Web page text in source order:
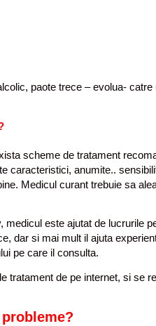
paote trece – evolua- catre
scheme de tratament
caracteristici, anumite..
Medicul curant trebuie sa
este ajutat de lucrurile
dar si mai mult il ajuta
pe care il consulta.
tratament de pe internet, si se